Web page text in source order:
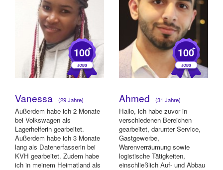
100+
Vanessa (29 Jahre)
Außerdem habe ich 2 Monate
bei Volkswagen als
Lagerhelferin gearbeitet.
Außerdem habe ich 3 Monate
lang als Datenerfasserin bei
KVH gearbeitet. Zudem habe
ich in meinem Heimatland als
100+
Ahmed (31 Jahre)
Hallo, ich habe zuvor in
verschiedenen Bereichen
gearbeitet, darunter Service,
Gastgewerbe,
Warenverräumung sowie
logistische Tätigkeiten,
einschließlich Auf- und Abbau